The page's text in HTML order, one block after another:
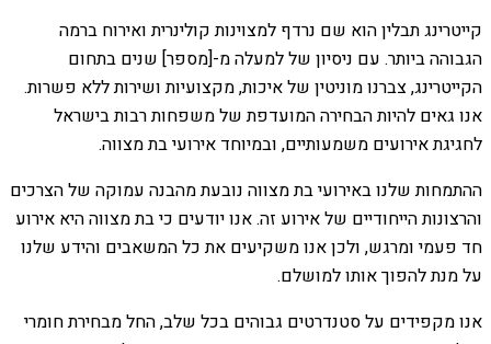
קייטרינג תבלין הוא שם נרדף למצוינות קולינרית ואירוח ברמה
הגבוהה ביותר. עם ניסיון של למעלה מ-[מספר] שנים בתחום
הקייטרינג, צברנו מוניטין של איכות, מקצועיות ושירות ללא פשרות.
אנו גאים להיות הבחירה המועדפת של משפחות רבות בישראל
לחגיגת אירועים משמעותיים, ובמיוחד אירועי בת מצווה.
ההתמחות שלנו באירועי בת מצווה נובעת מהבנה עמוקה של הצרכים
והרצונות הייחודיים של אירוע זה. אנו יודעים כי בת מצווה היא אירוע
חד פעמי ומרגש, ולכן אנו משקיעים את כל המשאבים והידע שלנו
על מנת להפוך אותו למושלם.
אנו מקפידים על סטנדרטים גבוהים בכל שלב, החל מבחירת חומרי